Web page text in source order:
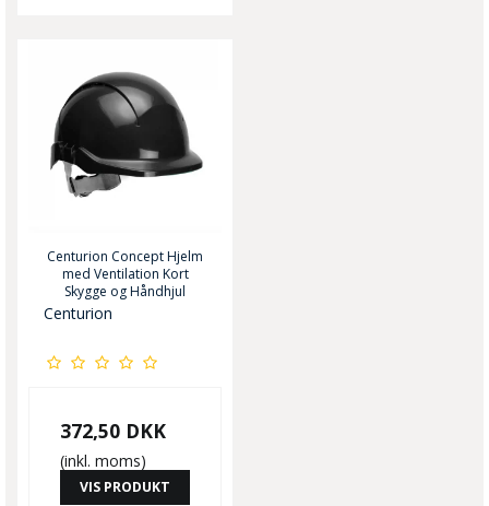
Centurion Concept Hjelm
med Ventilation Kort
Skygge og Håndhjul
Centurion
372,50 DKK
(inkl. moms)
VIS PRODUKT